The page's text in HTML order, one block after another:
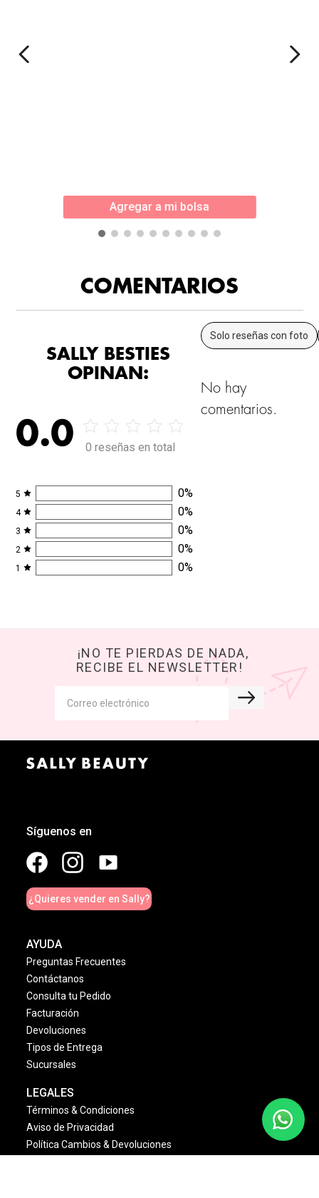
Agregar a mi bolsa
COMENTARIOS
SALLY BESTIES
OPINAN:
0.0 0 reseñas en total
5 0%
4 0%
3 0%
2 0%
1 0%
Solo reseñas con foto
No hay
comentarios.
¡NO TE PIERDAS DE NADA,
RECIBE EL NEWSLETTER!
Síguenos en
¿Quieres vender en Sally?
AYUDA
Preguntas Frecuentes
Contáctanos
Consulta tu Pedido
Facturación
Devoluciones
Tipos de Entrega
Sucursales
LEGALES
Términos & Condiciones
Aviso de Privacidad
Política Cambios & Devoluciones